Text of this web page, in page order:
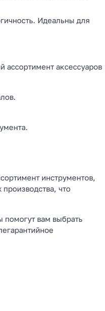
Идеальны для
аксессуаров
инструментов,
что
вам выбрать